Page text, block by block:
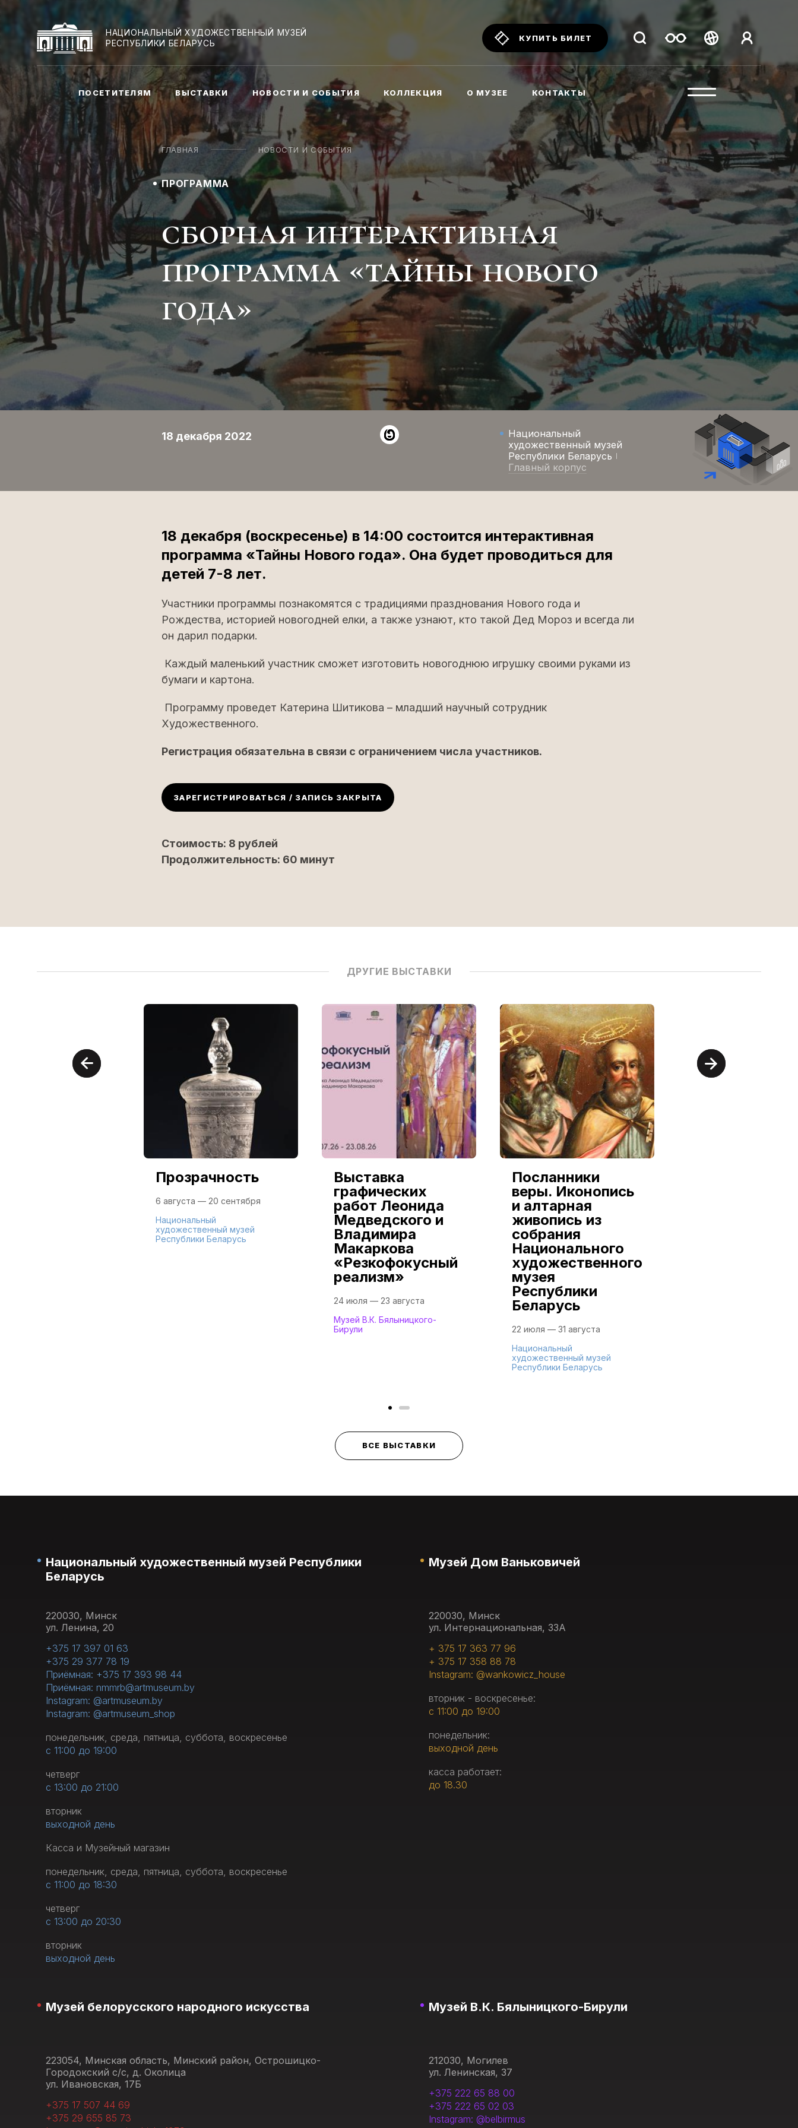
НАЦИОНАЛЬНЫЙ ХУДОЖЕСТВЕННЫЙ МУЗЕЙ
РЕСПУБЛИКИ БЕЛАРУСЬ
КУПИТЬ БИЛЕТ
Беларуская
Русский
English
ПОСЕТИТЕЛЯМ ВЫСТАВКИ НОВОСТИ И СОБЫТИЯ КОЛЛЕКЦИЯ О МУЗЕЕ КОНТАКТЫ
ГЛАВНАЯ НОВОСТИ И СОБЫТИЯ
ПРОГРАММА
сборная интерактивная
программа «тайны нового
года»
18 декабря 2022
Национальный
художественный музей
Республики Беларусь
Главный корпус
18 декабря (воскресенье) в 14:00 состоится интерактивная
программа «Тайны Нового года». Она будет проводиться для
детей 7-8 лет.
Участники программы познакомятся с традициями празднования Нового года и
Рождества, историей новогодней елки, а также узнают, кто такой Дед Мороз и всегда ли
он дарил подарки.
Каждый маленький участник сможет изготовить новогоднюю игрушку своими руками из
бумаги и картона.
Программу проведет Катерина Шитикова – младший научный сотрудник
Художественного.
Регистрация обязательна в связи с ограничением числа участников.
ЗАРЕГИСТРИРОВАТЬСЯ / ЗАПИСЬ ЗАКРЫТА
Стоимость: 8 рублей
Продолжительность: 60 минут
ДРУГИЕ ВЫСТАВКИ
Прозрачность
6 августа — 20 сентября
Национальный
художественный музей
Республики Беларусь
Выставка
графических
работ Леонида
Медведского и
Владимира
Макаркова
«Резкофокусный
реализм»
24 июля — 23 августа
Музей В.К. Бялыницкого-
Бирули
Посланники
веры. Иконопись
и алтарная
живопись из
собрания
Национального
художественного
музея
Республики
Беларусь
22 июля — 31 августа
Национальный
художественный музей
Республики Беларусь
ВСЕ ВЫСТАВКИ
Национальный художественный музей Республики
Беларусь
220030, Минск
ул. Ленина, 20
+375 17 397 01 63
+375 29 377 78 19
Приёмная: +375 17 393 98 44
Приёмная: nmmrb@artmuseum.by
Instagram: @artmuseum.by
Instagram: @artmuseum_shop
понедельник, среда, пятница, суббота, воскресенье
с 11:00 до 19:00
четверг
с 13:00 до 21:00
вторник
выходной день
Касса и Музейный магазин
понедельник, среда, пятница, суббота, воскресенье
с 11:00 до 18:30
четверг
с 13:00 до 20:30
вторник
выходной день
Музей Дом Ваньковичей
220030, Минск
ул. Интернациональная, 33А
+ 375 17 363 77 96
+ 375 17 358 88 78
Instagram: @wankowicz_house
вторник - воскресенье:
с 11:00 до 19:00
понедельник:
выходной день
касса работает:
до 18.30
Музей белорусского народного искусства
223054, Минская область, Минский район, Острошицко-
Городокский с/с, д. Околица
ул. Ивановская, 17Б
+375 17 507 44 69
+375 29 655 85 73
Музей В.К. Бялыницкого-Бирули
212030, Могилев
ул. Ленинская, 37
+375 222 65 88 00
+375 222 65 02 03
Instagram: @belbirmus